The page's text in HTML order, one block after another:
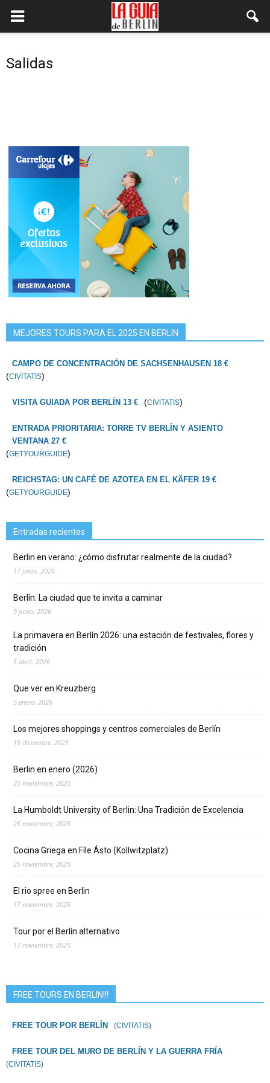
Salidas
MEJORES TOURS PARA EL 2025 EN BERLIN
CAMPO DE CONCENTRACIÓN DE SACHSENHAUSEN 18 €
(CIVITATIS)
VISITA GUIADA POR BERLÍN 13 € (CIVITATIS)
ENTRADA PRIORITARIA: TORRE TV BERLÍN Y ASIENTO
VENTANA 27 €
(GETYOURGUIDE)
REICHSTAG: UN CAFÉ DE AZOTEA EN EL KÄFER 19 €
(GETYOURGUIDE)
Entradas recientes
Berlin en verano: ¿cómo disfrutar realmente de la ciudad?
17 junio, 2026
Berlín: La ciudad que te invita a caminar
9 junio, 2026
La primavera en Berlín 2026: una estación de festivales, flores y
tradición
5 abril, 2026
Que ver en Kreuzberg
5 enero, 2026
Los mejores shoppings y centros comerciales de Berlín
15 diciembre, 2025
Berlin en enero (2026)
25 noviembre, 2025
La Humboldt University of Berlin: Una Tradición de Excelencia
25 noviembre, 2025
Cocina Griega en Fíle Ásto (Kollwitzplatz)
25 noviembre, 2025
El rio spree en Berlin
17 noviembre, 2025
Tour por el Berlín alternativo
17 noviembre, 2025
FREE TOURS EN BERLIN!!!
FREE TOUR POR BERLÍN (CIVITATIS)
FREE TOUR DEL MURO DE BERLÍN Y LA GUERRA FRÍA
(CIVITATIS)